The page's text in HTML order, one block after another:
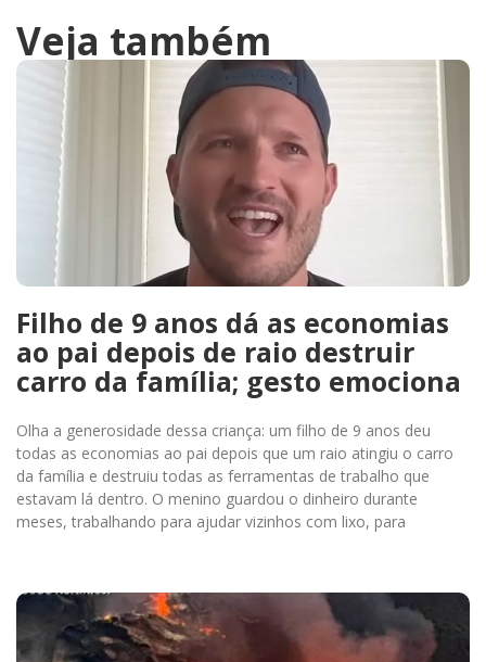
Veja também
Filho de 9 anos dá as economias
ao pai depois de raio destruir
carro da família; gesto emociona
Olha a generosidade dessa criança: um filho de 9 anos deu
todas as economias ao pai depois que um raio atingiu o carro
da família e destruiu todas as ferramentas de trabalho que
estavam lá dentro. O menino guardou o dinheiro durante
meses, trabalhando para ajudar vizinhos com lixo, para